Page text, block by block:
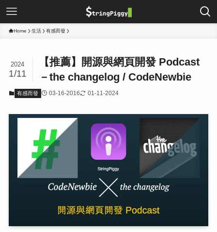
Home 生活 有感而發
【推薦】開源與網頁開發 Podcast
－the changelog / CodeNewbie
2024
1/11
有感而發 03-16-2016 01-11-2024